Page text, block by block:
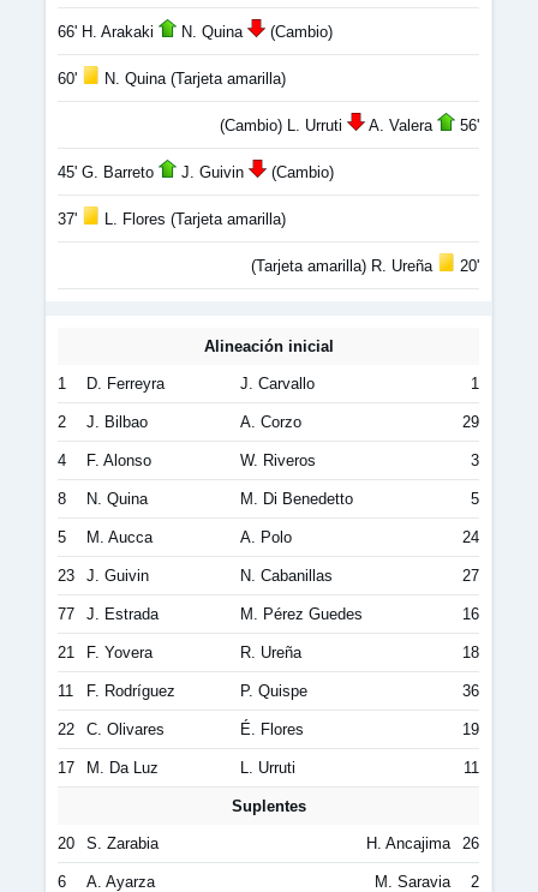
66' H. Arakaki N. Quina (Cambio)
60' N. Quina (Tarjeta amarilla)
(Cambio) L. Urruti A. Valera 56'
45' G. Barreto J. Guivin (Cambio)
37' L. Flores (Tarjeta amarilla)
(Tarjeta amarilla) R. Ureña 20'
Alineación inicial
1 D. Ferreyra J. Carvallo 1
2 J. Bilbao A. Corzo 29
4 F. Alonso W. Riveros 3
8 N. Quina M. Di Benedetto 5
5 M. Aucca A. Polo 24
23 J. Guivin N. Cabanillas 27
77 J. Estrada M. Pérez Guedes 16
21 F. Yovera R. Ureña 18
11 F. Rodríguez P. Quispe 36
22 C. Olivares É. Flores 19
17 M. Da Luz L. Urruti 11
Suplentes
20 S. Zarabia H. Ancajima 26
6 A. Ayarza M. Saravia 2